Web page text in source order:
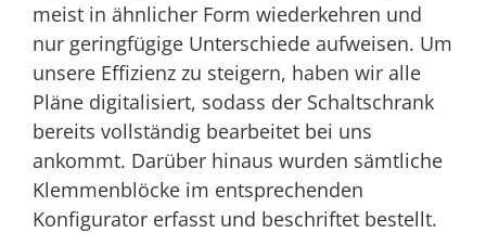
meist in ähnlicher Form wiederkehren und
nur geringfügige Unterschiede aufweisen. Um
unsere Effizienz zu steigern, haben wir alle
Pläne digitalisiert, sodass der Schaltschrank
bereits vollständig bearbeitet bei uns
ankommt. Darüber hinaus wurden sämtliche
Klemmenblöcke im entsprechenden
Konfigurator erfasst und beschriftet bestellt.